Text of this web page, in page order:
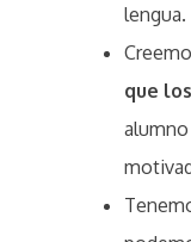
lengua.
que